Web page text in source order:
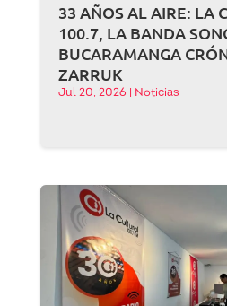
33 AÑOS AL AIRE: LA
100.7, LA BANDA
BUCARAMANGA
ZARRUK
Jul 20, 2026 Noticias